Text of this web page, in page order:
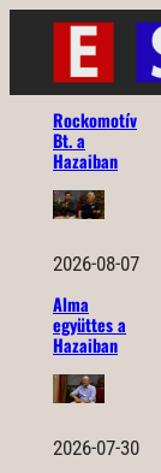
Ugrás
tartalomhoz
Rockomotív
Bt. a
Hazaiban
2026-08-07
Alma
együttes a
Hazaiban
2026-07-30